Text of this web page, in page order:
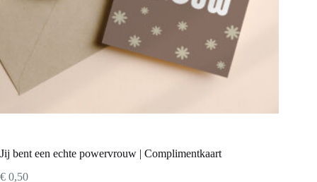
Jij bent een echte powervrouw | Complimentkaart
€ 0,50